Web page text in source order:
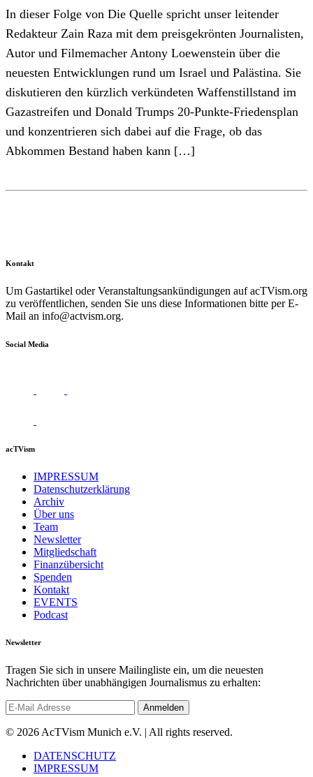
In dieser Folge von Die Quelle spricht unser leitender
Redakteur Zain Raza mit dem preisgekrönten Journalisten,
Autor und Filmemacher Antony Loewenstein über die
neuesten Entwicklungen rund um Israel und Palästina. Sie
diskutieren den kürzlich verkündeten Waffenstillstand im
Gazastreifen und Donald Trumps 20-Punkte-Friedensplan
und konzentrieren sich dabei auf die Frage, ob das
Abkommen Bestand haben kann […]
Kontakt
Um Gastartikel oder Veranstaltungsankündigungen auf acTVism.org
zu veröffentlichen, senden Sie uns diese Informationen bitte per E-
Mail an info@actvism.org.
Social Media
acTVism
IMPRESSUM
Datenschutzerklärung
Archiv
Über uns
Team
Newsletter
Mitgliedschaft
Finanzübersicht
Spenden
Kontakt
EVENTS
Podcast
Newsletter
Tragen Sie sich in unsere Mailingliste ein, um die neuesten
Nachrichten über unabhängigen Journalismus zu erhalten:
© 2026 AcTVism Munich e.V. | All rights reserved.
DATENSCHUTZ
IMPRESSUM